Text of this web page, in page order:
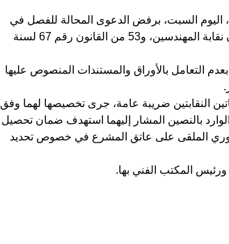
اليوم السبت، برفض الدعوى المحالة للفصل في
دستورية نص المادتين 47 من القانون رقم 66 لسنة 1974 بشأن نقابة المهندسين، و53 من القانون رقم 67 لسنة
التعامل بالأوراق والمستندات المنصوص عليها
النقابتين ضريبة عامة، جرى تخصيصها لهما وفق
وأن الإلزام الوارد بالنصين المشار إليهما استهدف ضمان تحصيل
الملقى على عاتق المشرع في خصوص تحديد
المكتب الفني بها.